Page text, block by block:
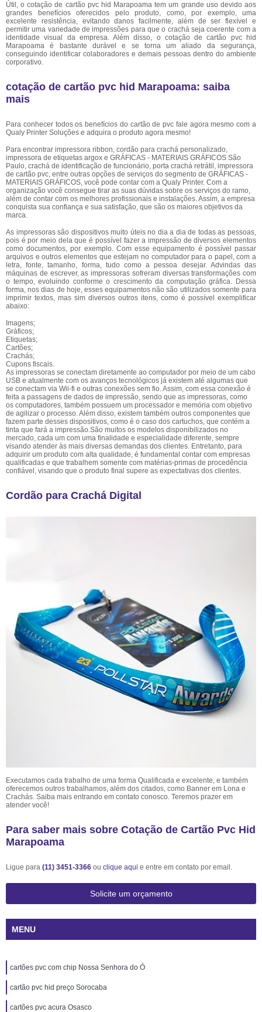
Útil, o cotação de cartão pvc hid Marapoama tem um grande uso devido aos
grandes benefícios oferecidos pelo produto, como, por exemplo, uma
excelente resistência, evitando danos facilmente, além de ser flexível e
permitir uma variedade de impressões para que o crachá seja coerente com a
identidade visual da empresa. Além disso, o cotação de cartão pvc hid
Marapoama é bastante durável e se torna um aliado da segurança,
conseguindo identificar colaboradores e demais pessoas dentro do ambiente
corporativo.
cotação de cartão pvc hid Marapoama: saiba
mais
Para conhecer todos os benefícios do cartão de pvc fale agora mesmo com a
Qualy Printer Soluções e adquira o produto agora mesmo!
Para encontrar impressora ribbon, cordão para crachá personalizado,
impressora de etiquetas argox e GRÁFICAS - MATERIAIS GRÁFICOS São
Paulo, crachá de identificação de funcionário, porta crachá retrátil, impressora
de cartão pvc, entre outras opções de serviços do segmento de GRÁFICAS -
MATERIAIS GRÁFICOS, você pode contar com a Qualy Printer. Com a
organização você consegue tirar as suas dúvidas sobre os serviços do ramo,
além de contar com os melhores profissionais e instalações. Assim, a empresa
conquista sua confiança e sua satisfação, que são os maiores objetivos da
marca.
As impressoras são dispositivos muito úteis no dia a dia de todas as pessoas,
pois é por meio dela que é possível fazer a impressão de diversos elementos
como documentos, por exemplo. Com esse equipamento é possível passar
arquivos e outros elementos que estejam no computador para o papel, com a
letra, fonte, tamanho, forma, tudo como a pessoa desejar. Advindas das
máquinas de escrever, as impressoras sofreram diversas transformações com
o tempo, evoluindo conforme o crescimento da computação gráfica. Dessa
forma, nos dias de hoje, esses equipamentos não são utilizados somente para
imprimir textos, mas sim diversos outros itens, como é possível exemplificar
abaixo:
Imagens;
Gráficos;
Etiquetas;
Cartões;
Crachás;
Cupons fiscais.
As impressoras se conectam diretamente ao computador por meio de um cabo
USB e atualmente com os avanços tecnológicos já existem até algumas que
se conectam via Wii-fi e outras conexões sem fio. Assim, com essa conexão é
feita a passagens de dados de impressão, sendo que as impressoras, como
os computadores, também possuem um processador e memória com objetivo
de agilizar o processo. Além disso, existem também outros componentes que
fazem parte desses dispositivos, como é o caso dos cartuchos, que contém a
tinta que fará a impressão.São muitos os modelos disponibilizados no
mercado, cada um com uma finalidade e especialidade diferente, sempre
visando atender às mais diversas demandas dos clientes. Entretanto, para
adquirir um produto com alta qualidade, é fundamental contar com empresas
qualificadas e que trabalhem somente com matérias-primas de procedência
confiável, visando que o produto final supere as expectativas dos clientes.
Cordão para Crachá Digital
Executamos cada trabalho de uma forma Qualificada e excelente, e também
oferecemos outros trabalhamos, além dos citados, como Banner em Lona e
Crachás. Saiba mais entrando em contato conosco. Teremos prazer em
atender você!
Para saber mais sobre Cotação de Cartão Pvc Hid
Marapoama
Ligue para (11) 3451-3366 ou clique aqui e entre em contato por email.
Solicite um orçamento
MENU
cartões pvc com chip Nossa Senhora do Ó
cartão pvc hid preço Sorocaba
cartões pvc acura Osasco